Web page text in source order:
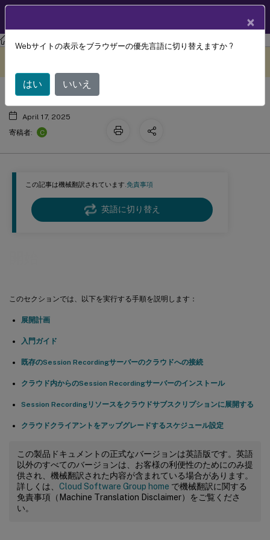
Session Recording Session Recordingサービス
この記事は機械翻訳されています.免責事項
英語に切り替え
このセクションでは、以下を実行する手順を説明します：
展開計画
入門ガイド
既存のSession Recordingサーバーのクラウドへの接続
クラウド内からのSession Recordingサーバーのインストール
Session Recordingリソースをクラウドサブスクリプションに展開する
クラウドクライアントをアップグレードするスケジュール設定
この製品ドキュメントの正式なバージョンは英語版です。英語
以外のすべてのバージョンは、お客様の利便性のためにのみ提
供され、機械翻訳された内容が含まれている場合があります。
詳しくは、 Cloud Software Group home で機械翻訳に関する
免責事項（Machine Translation Disclaimer）をご覧くださ
い。
開始
April 17, 2025
寄稿者:
C
×
Webサイトの表示をブラウザーの優先言語に切り替えますか ?
はい いいえ